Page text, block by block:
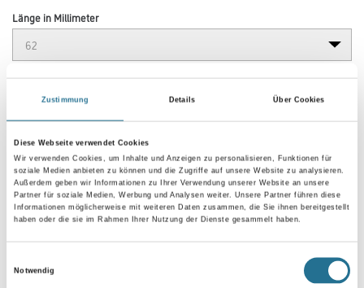
Zustimmung Details Über Cookies
Diese Webseite verwendet Cookies
Wir verwenden Cookies, um Inhalte und Anzeigen zu personalisieren, Funktionen für
soziale Medien anbieten zu können und die Zugriffe auf unsere Website zu analysieren.
Außerdem geben wir Informationen zu Ihrer Verwendung unserer Website an unsere
Partner für soziale Medien, Werbung und Analysen weiter. Unsere Partner führen diese
Informationen möglicherweise mit weiteren Daten zusammen, die Sie ihnen bereitgestellt
haben oder die sie im Rahmen Ihrer Nutzung der Dienste gesammelt haben.
Notwendig
Länge in Millimeter
Breite in millimeter
Höhe in millimeter